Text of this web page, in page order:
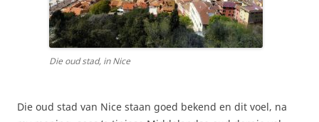
Die oud stad, in Nice
Die oud stad van Nice staan goed bekend en dit voel, na